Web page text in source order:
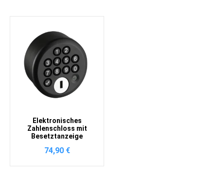
Elektronisches
Zahlenschloss mit
Besetztanzeige
74,90 €